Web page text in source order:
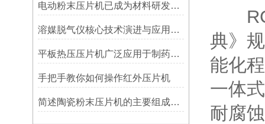
电动粉末压片机已成为材料研发与质量控制中的重要设备
溶媒脱气仪核心技术演进与应用价值
平板热压压片机广泛应用于制药、化工、冶金等行业
手把手教你如何操作红外压片机
简述陶瓷粉末压片机的主要组成部件功能特点
典》
能化
一体
耐腐